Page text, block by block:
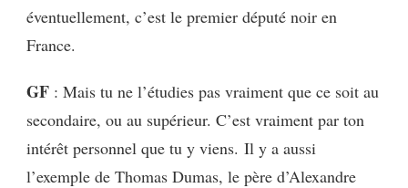
éventuellement, c’est le premier député noir en
France.
GF : Mais tu ne l’étudies pas vraiment que ce soit au
secondaire, ou au supérieur. C’est vraiment par ton
intérêt personnel que tu y viens. Il y a aussi
l’exemple de Thomas Dumas, le père d’Alexandre